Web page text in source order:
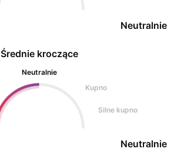
Neutralnie
Średnie kroczące
Neutralnie
Kupno
Silne kupno
Neutralnie